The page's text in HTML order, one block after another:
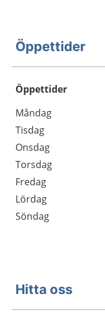
Öppettider
Öppettider
Dag
Öppettider
Kommentarer
Måndag
Tisdag
Onsdag
Torsdag
Fredag
Lördag
Söndag
Hitta oss